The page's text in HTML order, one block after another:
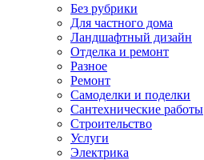
Без рубрики
Для частного дома
Ландшафтный дизайн
Отделка и ремонт
Разное
Ремонт
Самоделки и поделки
Сантехнические работы
Строительство
Услуги
Электрика